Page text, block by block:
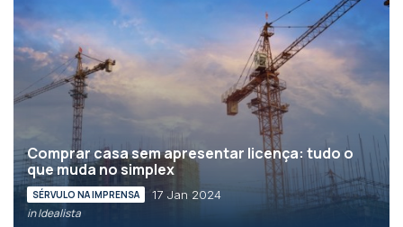
Comprar casa sem apresentar licença: tudo o
que muda no simplex
SÉRVULO NA IMPRENSA 17 Jan 2024
in Idealista